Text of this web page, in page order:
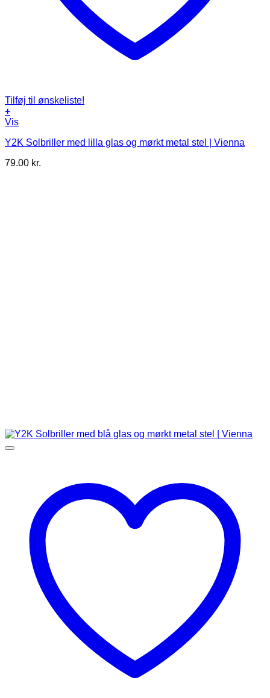
Tilføj til ønskeliste!
+
Vis
Y2K Solbriller med lilla glas og mørkt metal stel | Vienna
79.00 kr.